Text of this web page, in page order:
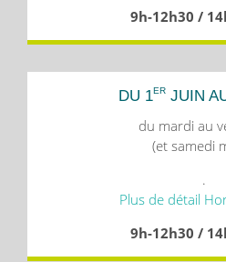
9h-12h30 /
DU 1ER JUIN
du mardi au
(et samedi
.
Plus de détail
9h-12h30 /